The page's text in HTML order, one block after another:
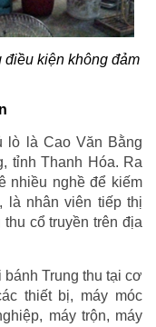
kiện không đảm
lò là Cao Văn Bằng
tỉnh Thanh Hóa. Ra
nhiều nghề để kiếm
là nhân viên tiếp thị
cổ truyền trên địa
Trung thu tại cơ
thiết bị, máy móc
máy trộn, máy